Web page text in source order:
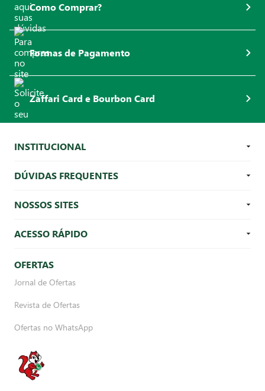
Como Comprar?
Formas de Pagamento
Zaffari Card e Bourbon Card
INSTITUCIONAL
DÚVIDAS FREQUENTES
NOSSOS SITES
ACESSO RÁPIDO
OFERTAS
Jornal de Ofertas
Revista de Ofertas
Ofertas no WhatsApp